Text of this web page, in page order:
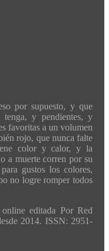
por supuesto, y que
y pendientes, y
favoritas a un volumen
rojo, que nunca falte
color y calor, y la
a muerte corren por su
gustos los colores,
no logre romper todos
editada Por Red
2014. ISSN: 2951-